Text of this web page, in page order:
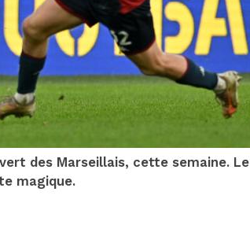
des Marseillais, cette semaine. Le
magique.